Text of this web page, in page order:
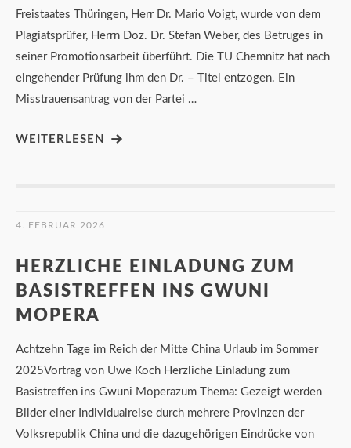
Freistaates Thüringen, Herr Dr. Mario Voigt, wurde von dem
Plagiatsprüfer, Herrn Doz. Dr. Stefan Weber, des Betruges in
seiner Promotionsarbeit überführt. Die TU Chemnitz hat nach
eingehender Prüfung ihm den Dr. – Titel entzogen. Ein
Misstrauensantrag von der Partei …
WEITERLESEN
4. FEBRUAR 2026
HERZLICHE EINLADUNG ZUM
BASISTREFFEN INS GWUNI
MOPERA
Achtzehn Tage im Reich der Mitte China Urlaub im Sommer
2025Vortrag von Uwe Koch Herzliche Einladung zum
Basistreffen ins Gwuni Moperazum Thema: Gezeigt werden
Bilder einer Individualreise durch mehrere Provinzen der
Volksrepublik China und die dazugehörigen Eindrücke von